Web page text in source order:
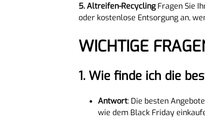
5. Altreifen-RecyclingFragen Sie
oder kostenlose Entsorgung an,
WICHTIGE
1. Wie finde ich die
Antwort: Die besten
wie dem Black Friday